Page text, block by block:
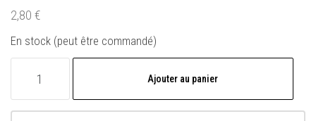
2,80 €
En stock (peut être commandé)
Ajouter au panier